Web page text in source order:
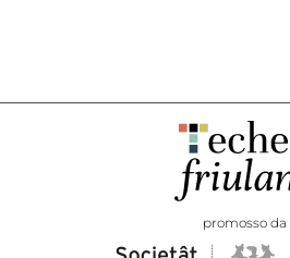
promosso da